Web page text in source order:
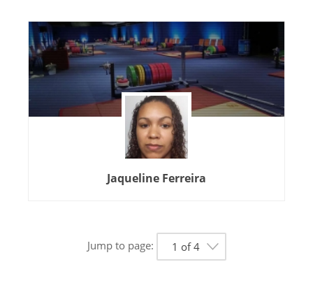
Jaqueline Ferreira
Jump to page: 1 of 4